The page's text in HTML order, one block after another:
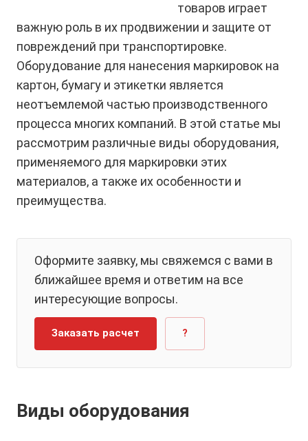
товаров играет
важную роль в их продвижении и защите от
повреждений при транспортировке.
Оборудование для нанесения маркировок на
картон, бумагу и этикетки является
неотъемлемой частью производственного
процесса многих компаний. В этой статье мы
рассмотрим различные виды оборудования,
применяемого для маркировки этих
материалов, а также их особенности и
преимущества.
Оформите заявку, мы свяжемся с вами в
ближайшее время и ответим на все
интересующие вопросы.
Заказать расчет ?
Виды оборудования